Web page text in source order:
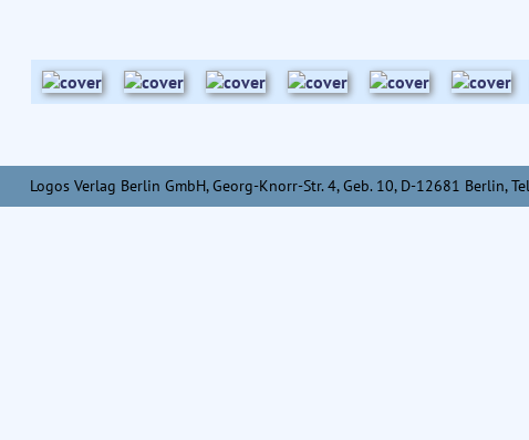
Logos Verlag Berlin GmbH, Georg-Knorr-Str. 4, Geb. 10, D-12681 Berlin,